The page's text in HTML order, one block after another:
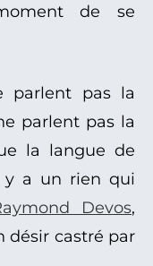
de se
parlent pas la
parlent pas la
la langue de
y a un rien qui
Devos,
désir castré par